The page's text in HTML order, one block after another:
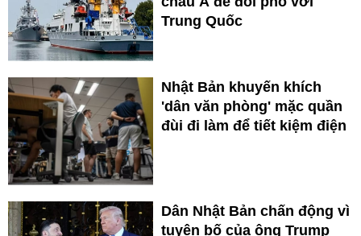
Trung Quốc
Nhật Bản khuyến khích
'dân văn phòng' mặc quần
đùi đi làm để tiết kiệm điện
Dân Nhật Bản chấn động vì
tuyên bố của ông Trump